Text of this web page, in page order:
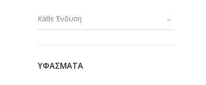
Κάθε Ένδυση
ΥΦΑΣΜΑΤΑ